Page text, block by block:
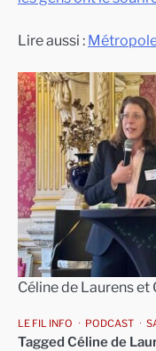
Lire aussi :
Céline de Laurens
LE FIL INFO PODCAST
Tagged Céline de